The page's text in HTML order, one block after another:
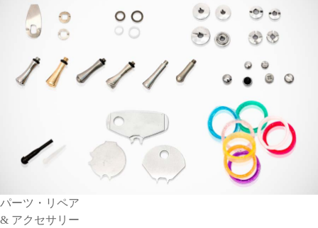
パーツ・リペア
& アクセサリー